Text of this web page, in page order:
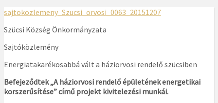
sajtokozlemeny_Szucsi_orvosi_0063_20151207
Szücsi Község Önkormányzata
Sajtóközlemény
Energiatakarékosabbá vált a háziorvosi rendelő szücsiben
Befejeződtek „A háziorvosi rendelő épületének energetikai
korszerűsítése” című projekt kivitelezési munkái.